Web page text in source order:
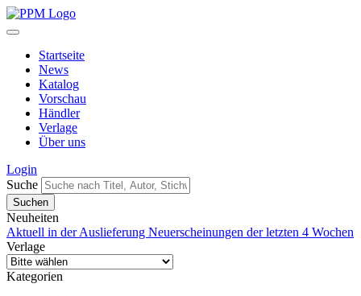
Startseite
News
Katalog
Vorschau
Händler
Verlage
Über uns
Login
Suche
Neuheiten
Aktuell in der Auslieferung Neuerscheinungen der letzten 4 Wochen
Verlage
Kategorien